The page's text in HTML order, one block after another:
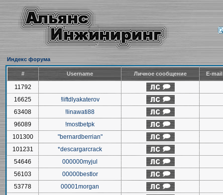
Индекс форума
# Username Личное сообщение E-
11792
16625
!liftdlyakaterov
63408
!linawati88
96089
!mostbetpk
101300
"bernardberrian"
101231
*descargarcrack
54646
000000myjul
56103
00000bestlor
53778
00001morgan